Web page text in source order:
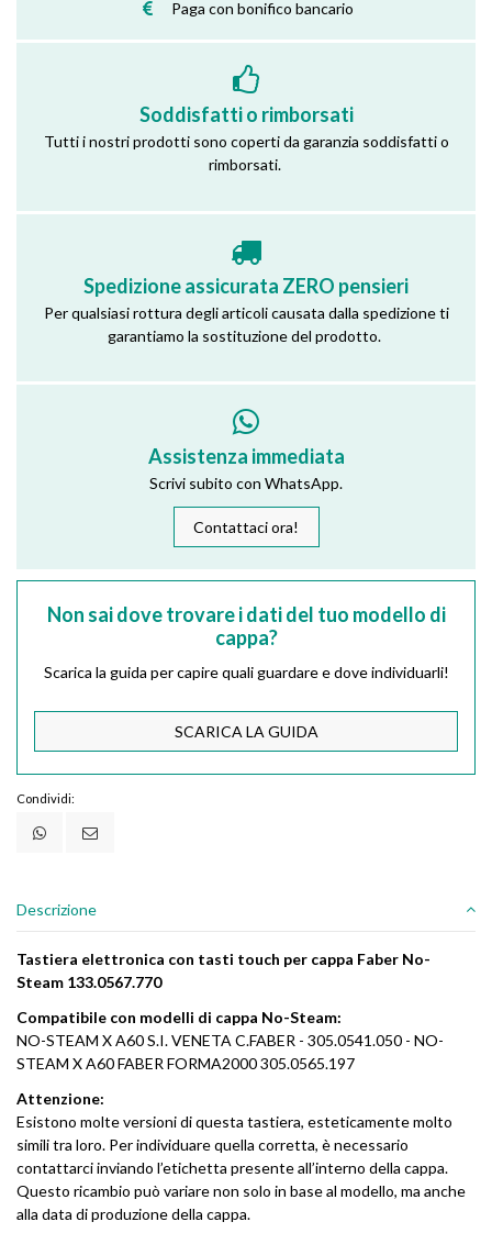
Paga con bonifico bancario
Soddisfatti o rimborsati
Tutti i nostri prodotti sono coperti da garanzia soddisfatti o
rimborsati.
Spedizione assicurata ZERO pensieri
Per qualsiasi rottura degli articoli causata dalla spedizione ti
garantiamo la sostituzione del prodotto.
Assistenza immediata
Scrivi subito con WhatsApp.
Contattaci ora!
Non sai dove trovare i dati del tuo modello di
cappa?
Scarica la guida per capire quali guardare e dove individuarli!
SCARICA LA GUIDA
Condividi:
Descrizione
Tastiera elettronica con tasti touch per cappa Faber No-
Steam 133.0567.770
Compatibile con modelli di cappa No-Steam:
NO-STEAM X A60 S.I. VENETA C.FABER - 305.0541.050 - NO-
STEAM X A60 FABER FORMA2000 305.0565.197
Attenzione:
Esistono molte versioni di questa tastiera, esteticamente molto
simili tra loro. Per individuare quella corretta, è necessario
contattarci inviando l’etichetta presente all’interno della cappa.
Questo ricambio può variare non solo in base al modello, ma anche
alla data di produzione della cappa.